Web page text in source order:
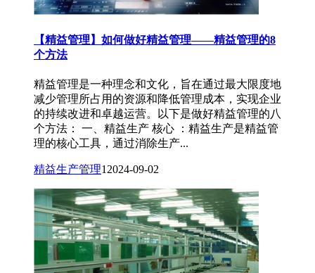
【精益管理】如何做好精益管理——精益管理的8
个方法
精益管理是一种理念和文化，旨在通过最大限度地
减少管理所占用的资源和降低管理成本，实现企业
的持续改进和卓越运营。以下是做好精益管理的八
个方法： 一、精益生产 核心 ：精益生产是精益管
理的核心工具，通过消除生产...
精益生产管理1 2024-09-02